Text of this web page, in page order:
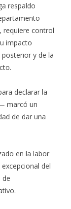
respaldo
requiere control
impacto
y de la
declarar la
marcó un
de dar una
en la labor
del
de